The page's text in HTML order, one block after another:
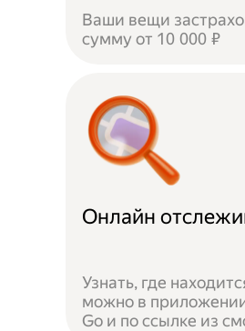
Ваши вещи
сумму от 10 000 ₽
Онлайн
Узнать, где
можно в
Go и по ссылке из